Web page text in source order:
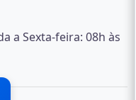
a Sexta-feira: 08h às